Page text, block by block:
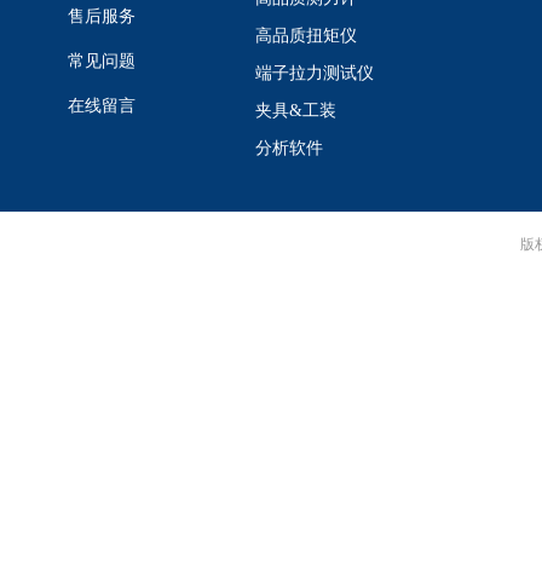
高品质扭矩仪
端子拉力测试仪
夹具&工装
分析软件
售后服务
常见问题
在线留言
版